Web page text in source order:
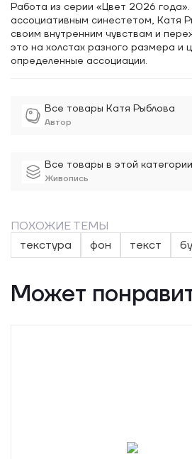
Все товары Катя Рыблова
Автор
Все товары в этой категории
Живопись
Работа из серии «Цвет 2026 года».
ассоциативным синестетом, Катя
своим внутренним чувствам и
это на холстах разного размера и
определенные ассоциации.
ПОХОЖИЕ ТЕМЫ
текстура
фон текст
Может